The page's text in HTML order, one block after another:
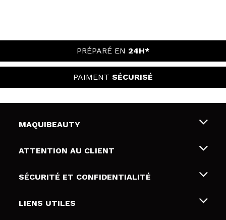
PRÉPARÉ EN 24H*
PAIMENT SÉCURISÉ
MAQUIBEAUTY
Qui sommes nous
Cartes-cadeaux
ATTENTION AU CLIENT
Livraison & retour
Modes de paiement
SÉCURITÉ ET CONFIDENTIALITÉ
Conditions et confidentialité
LIENS UTILES